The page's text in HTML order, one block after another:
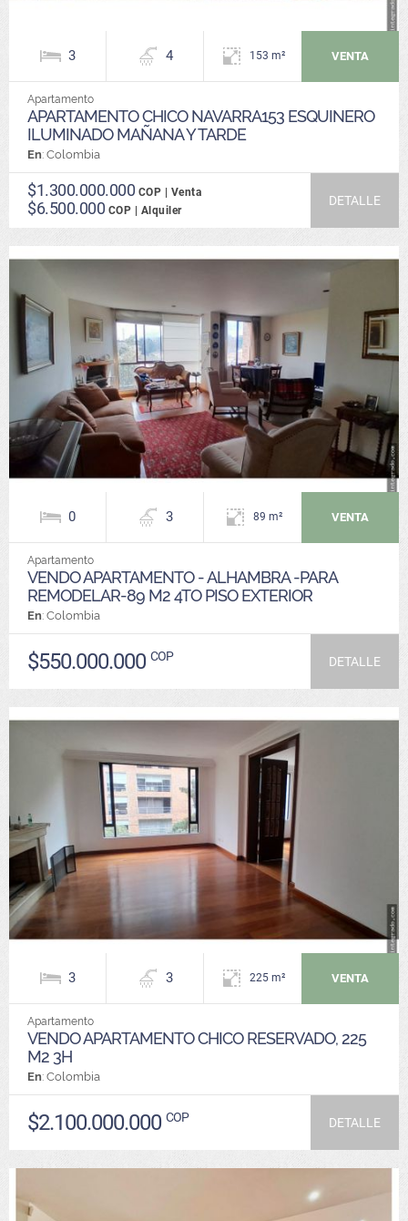
3 4 153 m² VENTA
Apartamento
APARTAMENTO CHICO NAVARRA153 ESQUINERO
ILUMINADO MAÑANA Y TARDE
En: Colombia
$1.300.000.000 COP | Venta
$6.500.000 COP | Alquiler
DETALLE
0 3 89 m² VENTA
Apartamento
VENDO APARTAMENTO - ALHAMBRA -PARA
REMODELAR-89 M2 4TO PISO EXTERIOR
En: Colombia
$550.000.000 COP DETALLE
3 3 225 m² VENTA
Apartamento
VENDO APARTAMENTO CHICO RESERVADO, 225
M2 3H
En: Colombia
$2.100.000.000 COP DETALLE